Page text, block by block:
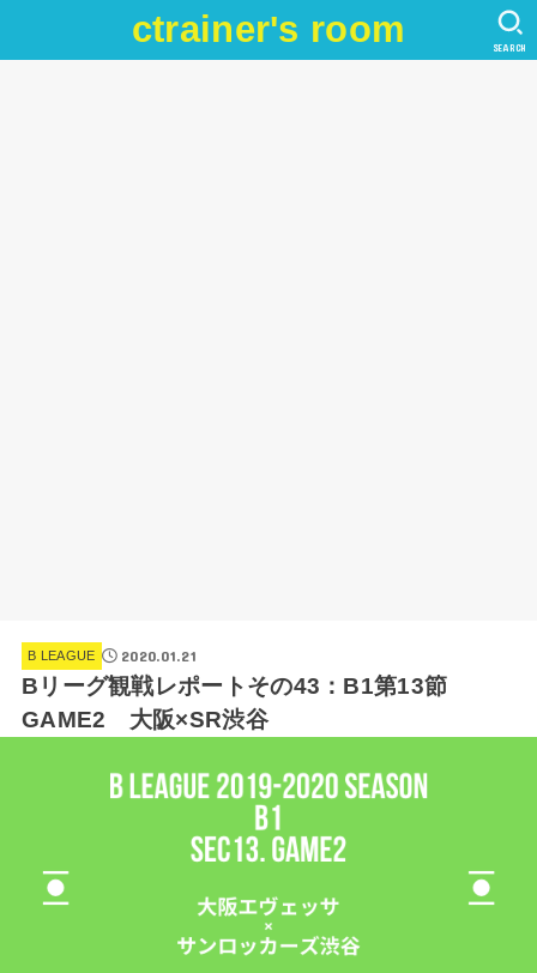
ctrainer's room SEARCH
B LEAGUE 2020.01.21
Bリーグ観戦レポートその43：B1第13節
GAME2 大阪×SR渋谷